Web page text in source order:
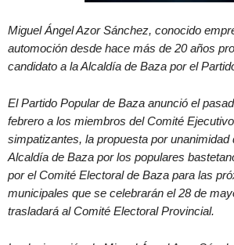
Miguel Ángel Azor Sánchez, conocido
automoción desde hace más de 20 años
candidato a la Alcaldía de Baza por el
El Partido Popular de Baza anunció el
febrero a los miembros del Comité
simpatizantes, la propuesta por unanimidad
Alcaldía de Baza por los populares
por el Comité Electoral de Baza para las
municipales que se celebrarán el 28 de
trasladará al Comité Electoral Provincial.